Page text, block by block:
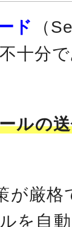
ド
（
十分
ルの
が厳格
を自